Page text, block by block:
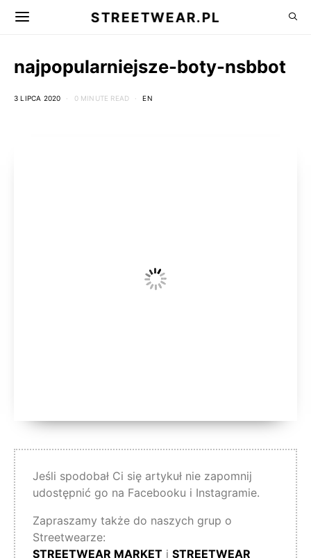
STREETWEAR.PL
najpopularniejsze-boty-nsbbot
3 LIPCA 2020 0 MINUTE READ EN
Jeśli spodobał Ci się artykuł nie zapomnij
udostępnić go na Facebooku i Instagramie.
Zapraszamy także do naszych grup o
Streetwearze:
STREETWEAR MARKET i STREETWEAR